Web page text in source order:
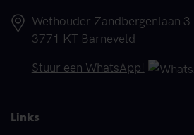
Adres
Wethouder Zandbergenlaan 3
3771 KT Barneveld
Telefoonnummer
Stuur een WhatsApp!
Links